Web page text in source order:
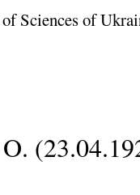
Sciences of